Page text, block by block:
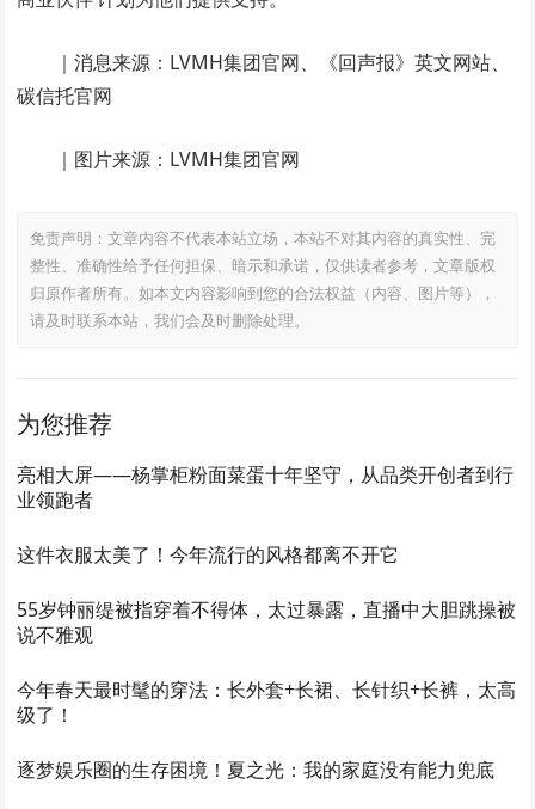
｜消息来源：LVMH集团官网、《回声报》英文网站、
碳信托官网
｜图片来源：LVMH集团官网
免责声明：文章内容不代表本站立场，本站不对其内容的真实性、完
整性、准确性给予任何担保、暗示和承诺，仅供读者参考，文章版权
归原作者所有。如本文内容影响到您的合法权益（内容、图片等），
请及时联系本站，我们会及时删除处理。
为您推荐
亮相大屏——杨掌柜粉面菜蛋十年坚守，从品类开创者到行
业领跑者
这件衣服太美了！今年流行的风格都离不开它
55岁钟丽缇被指穿着不得体，太过暴露，直播中大胆跳操被
说不雅观
今年春天最时髦的穿法：长外套+长裙、长针织+长裤，太高
级了！
逐梦娱乐圈的生存困境！夏之光：我的家庭没有能力兜底